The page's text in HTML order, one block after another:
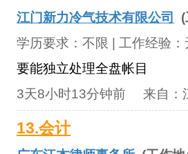
江门新力冷气技术有限公司
学历要求： 不限 | 工作经验：
要能独立处理全盘帐目
3天8小时13分钟前 来自：
13.会计